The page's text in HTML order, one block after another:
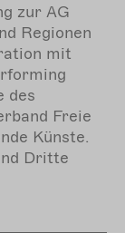
zur AG
Regionen
mit
des
Freie
Künste.
Dritte